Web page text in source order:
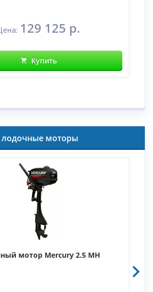
129 125 р.
Купить
моторы
мотор Mercury 2.5 MH